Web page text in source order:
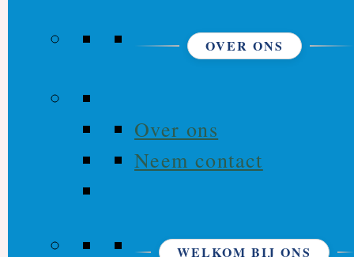
OVER ONS
Over ons
Neem contact
WELKOM BIJ ONS